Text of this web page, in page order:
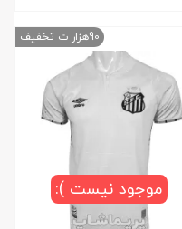
90هزار ت تخفیف
موجود نیست ):